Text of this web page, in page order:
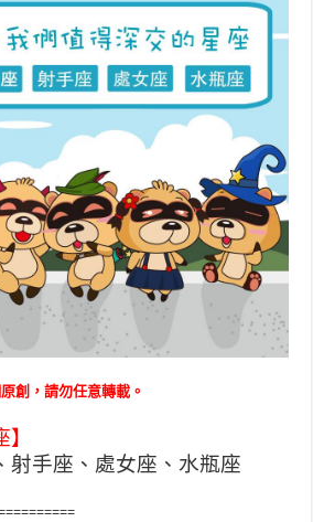
創，請勿任意轉載。
射手座、處女座、水瓶座